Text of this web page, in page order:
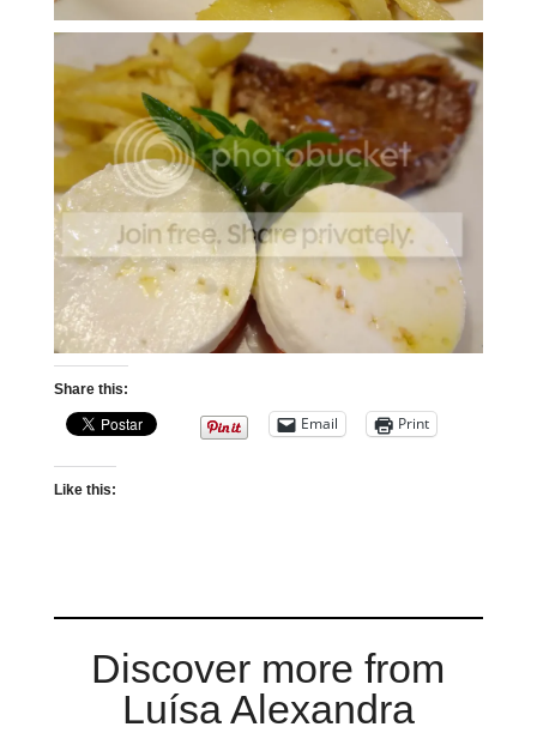
Share this:
Email Print
Like this:
Discover more from
Luísa Alexandra